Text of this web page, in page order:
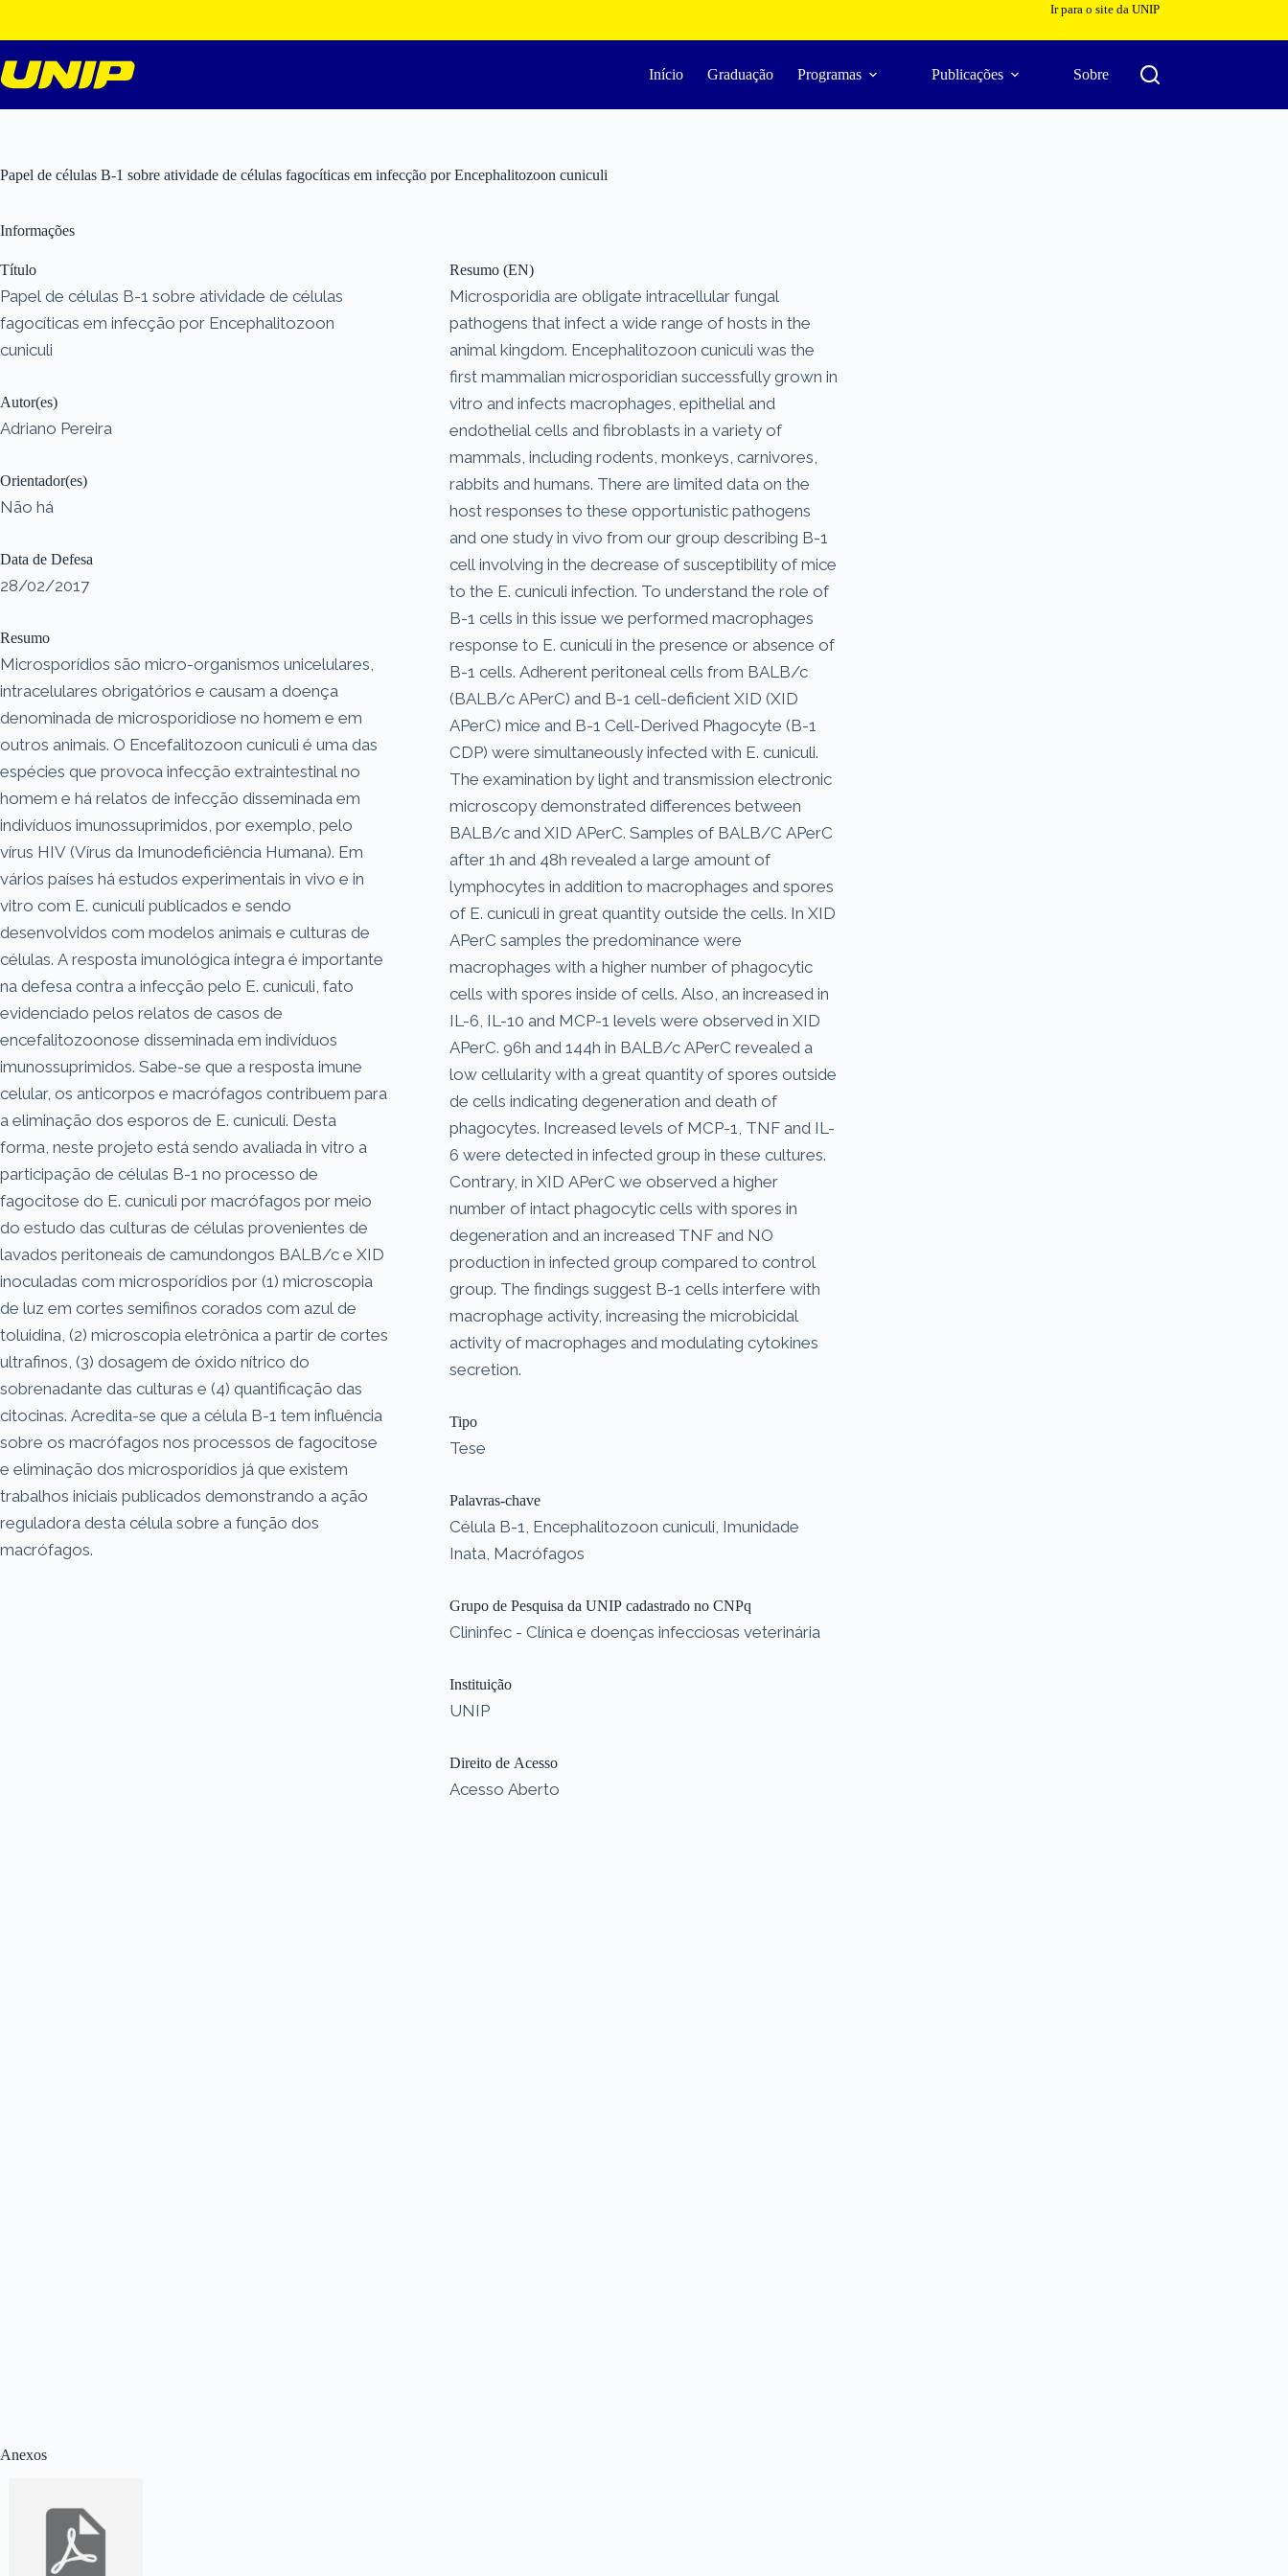
o
conteúdo
Ir para o site da UNIP
Início Graduação Programas Publicações Sobre
Papel de células B-1 sobre atividade de células fagocíticas em infecção por Encephalitozoon cuniculi
Anexos
Informações
Título
Papel de células B-1 sobre atividade de células
fagocíticas em infecção por Encephalitozoon
cuniculi
Autor(es)
Adriano Pereira
Orientador(es)
Não há
Data de Defesa
28/02/2017
Resumo
Microsporídios são micro-organismos unicelulares,
intracelulares obrigatórios e causam a doença
denominada de microsporidiose no homem e em
outros animais. O Encefalitozoon cuniculi é uma das
espécies que provoca infecção extraintestinal no
homem e há relatos de infecção disseminada em
indivíduos imunossuprimidos, por exemplo, pelo
vírus HIV (Vírus da Imunodeficiência Humana). Em
vários países há estudos experimentais in vivo e in
vitro com E. cuniculi publicados e sendo
desenvolvidos com modelos animais e culturas de
células. A resposta imunológica íntegra é importante
na defesa contra a infecção pelo E. cuniculi, fato
evidenciado pelos relatos de casos de
encefalitozoonose disseminada em indivíduos
imunossuprimidos. Sabe-se que a resposta imune
celular, os anticorpos e macrófagos contribuem para
a eliminação dos esporos de E. cuniculi. Desta
forma, neste projeto está sendo avaliada in vitro a
participação de células B-1 no processo de
fagocitose do E. cuniculi por macrófagos por meio
do estudo das culturas de células provenientes de
lavados peritoneais de camundongos BALB/c e XID
inoculadas com microsporídios por (1) microscopia
de luz em cortes semifinos corados com azul de
toluidina, (2) microscopia eletrônica a partir de cortes
ultrafinos, (3) dosagem de óxido nítrico do
sobrenadante das culturas e (4) quantificação das
citocinas. Acredita-se que a célula B-1 tem influência
sobre os macrófagos nos processos de fagocitose
e eliminação dos microsporídios já que existem
trabalhos iniciais publicados demonstrando a ação
reguladora desta célula sobre a função dos
macrófagos.
Resumo (EN)
Microsporidia are obligate intracellular fungal
pathogens that infect a wide range of hosts in the
animal kingdom. Encephalitozoon cuniculi was the
first mammalian microsporidian successfully grown in
vitro and infects macrophages, epithelial and
endothelial cells and fibroblasts in a variety of
mammals, including rodents, monkeys, carnivores,
rabbits and humans. There are limited data on the
host responses to these opportunistic pathogens
and one study in vivo from our group describing B-1
cell involving in the decrease of susceptibility of mice
to the E. cuniculi infection. To understand the role of
B-1 cells in this issue we performed macrophages
response to E. cuniculi in the presence or absence of
B-1 cells. Adherent peritoneal cells from BALB/c
(BALB/c APerC) and B-1 cell-deficient XID (XID
APerC) mice and B-1 Cell-Derived Phagocyte (B-1
CDP) were simultaneously infected with E. cuniculi.
The examination by light and transmission electronic
microscopy demonstrated differences between
BALB/c and XID APerC. Samples of BALB/C APerC
after 1h and 48h revealed a large amount of
lymphocytes in addition to macrophages and spores
of E. cuniculi in great quantity outside the cells. In XID
APerC samples the predominance were
macrophages with a higher number of phagocytic
cells with spores inside of cells. Also, an increased in
IL-6, IL-10 and MCP-1 levels were observed in XID
APerC. 96h and 144h in BALB/c APerC revealed a
low cellularity with a great quantity of spores outside
de cells indicating degeneration and death of
phagocytes. Increased levels of MCP-1, TNF and IL-
6 were detected in infected group in these cultures.
Contrary, in XID APerC we observed a higher
number of intact phagocytic cells with spores in
degeneration and an increased TNF and NO
production in infected group compared to control
group. The findings suggest B-1 cells interfere with
macrophage activity, increasing the microbicidal
activity of macrophages and modulating cytokines
secretion.
Tipo
Tese
Palavras-chave
Célula B-1, Encephalitozoon cuniculi, Imunidade
Inata, Macrófagos
Grupo de Pesquisa da UNIP cadastrado no CNPq
Clininfec - Clínica e doenças infecciosas veterinária
Instituição
UNIP
Direito de Acesso
Acesso Aberto